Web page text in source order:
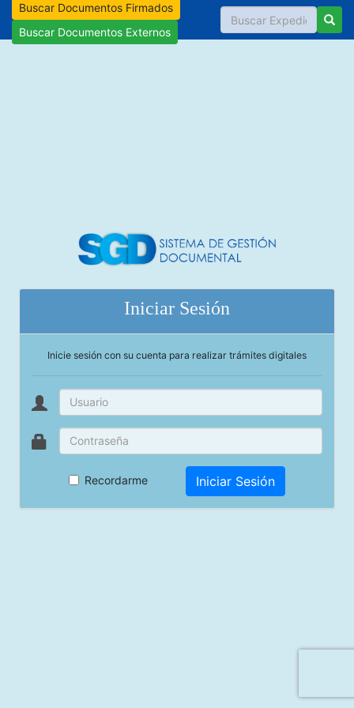
Buscar Documentos Firmados
Buscar Documentos Externos
Iniciar Sesión
Inicie sesión con su cuenta para realizar trámites digitales
Recordarme Iniciar Sesión